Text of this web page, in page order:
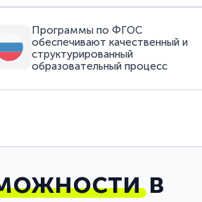
Программы по ФГОС
обеспечивают качественный и
структурированный
образовательный процесс
в